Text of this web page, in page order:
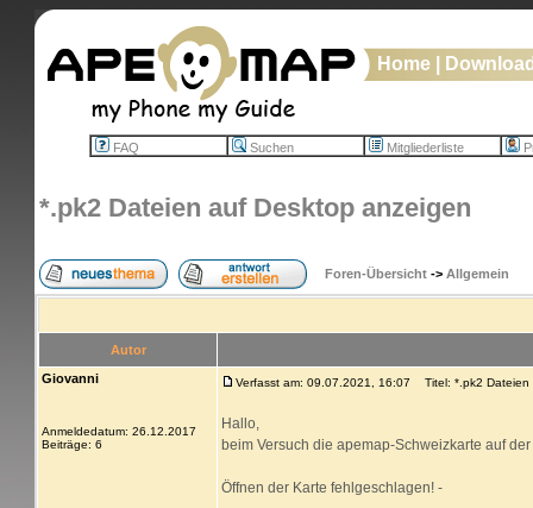
Home
FAQ Suchen Mitgliederliste
*.pk2 Dateien auf Desktop anzeigen
Foren-Übersicht -> Allgemein
Autor
Giovanni
Anmeldedatum: 26.12.2017
Beiträge: 6
Verfasst am: 09.07.2021, 16:07 Titel: *.pk2 Dateien
Hallo,
beim Versuch die apemap-Schweizkarte auf
Öffnen der Karte fehlgeschlagen! -